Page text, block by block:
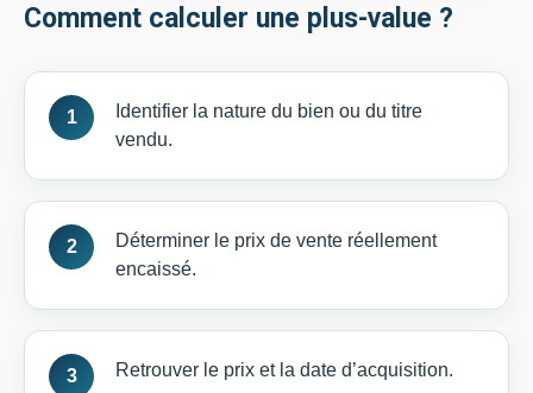
Comment calculer une plus-value ?
Identifier la nature du bien ou du titre
vendu.
Déterminer le prix de vente réellement
encaissé.
Retrouver le prix et la date d’acquisition.